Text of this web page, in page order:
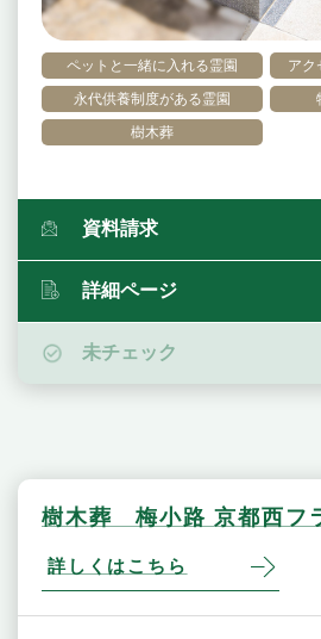
ペットと一緒に入れる霊園
アク
永代供養制度がある霊園
樹木葬
資料請求
詳細ページ
未チェック
樹木葬 梅小路 京都西フ
詳しくはこちら